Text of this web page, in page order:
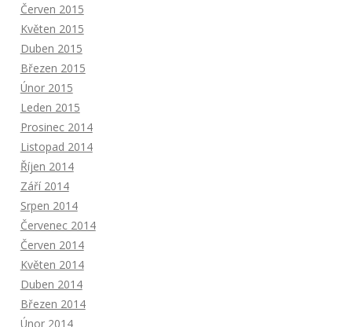
Červen 2015
Květen 2015
Duben 2015
Březen 2015
Únor 2015
Leden 2015
Prosinec 2014
Listopad 2014
Říjen 2014
Září 2014
Srpen 2014
Červenec 2014
Červen 2014
Květen 2014
Duben 2014
Březen 2014
Únor 2014